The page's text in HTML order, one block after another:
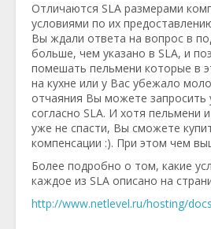
Отличаются SLA размерами
условиями по их
Вы ждали ответа на вопрос в
больше, чем указано в SLA, и
помешать пельмени которые в
на кухне или у Вас убежало
отчаяния Вы можете запросить
согласно SLA. И хотя пельмени
уже не спасти, Вы сможете
компенсации :). При этом чем
Более подробно о том, какие
каждое из SLA описано на
http://www.netlevel.ru/hosting/docs